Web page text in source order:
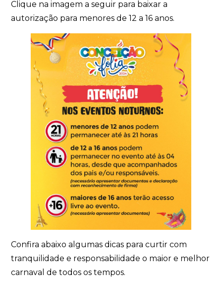
Clique na imagem a seguir para baixar a
autorização para menores de 12 a 16 anos.
Confira abaixo algumas dicas para curtir com
tranquilidade e responsabilidade o maior e melhor
carnaval de todos os tempos.